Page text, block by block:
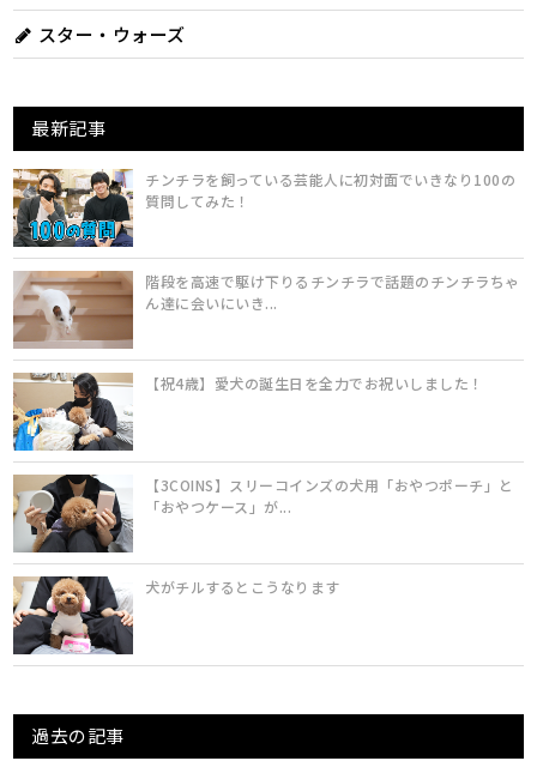
スター・ウォーズ
最新記事
チンチラを飼っている芸能人に初対面でいきなり100の
質問してみた！
階段を高速で駆け下りるチンチラで話題のチンチラちゃ
ん達に会いにいき...
【祝4歳】愛犬の誕生日を全力でお祝いしました！
【3COINS】スリーコインズの犬用「おやつポーチ」と
「おやつケース」が...
犬がチルするとこうなります
過去の記事